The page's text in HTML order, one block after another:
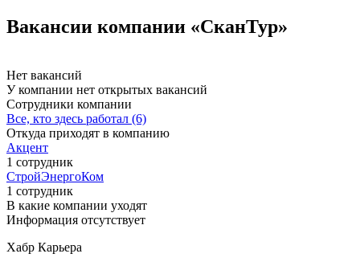
Вакансии компании «СканТур»
Нет вакансий
У компании нет открытых вакансий
Сотрудники компании
Все, кто здесь работал (6)
Откуда приходят в компанию
Акцент
1 сотрудник
СтройЭнергоКом
1 сотрудник
В какие компании уходят
Информация отсутствует
Хабр Карьера